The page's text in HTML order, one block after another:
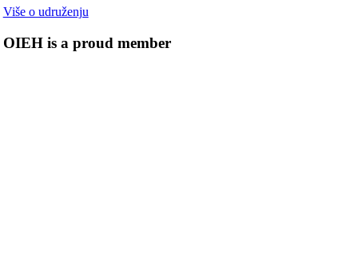
Više o udruženju
OIEH is a proud member